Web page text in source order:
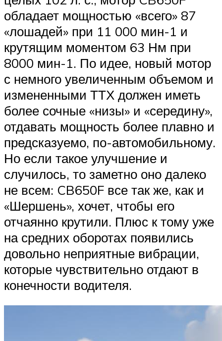
обладает мощностью «всего» 87
«лошадей» при 11 000 мин-1 и
крутящим моментом 63 Нм при
8000 мин-1. По идее, новый мотор
с немного увеличенным объемом и
измененными ТТХ должен иметь
более сочные «низы» и «середину»,
отдавать мощность более плавно и
предсказуемо, по-автомобильному.
Но если такое улучшение и
случилось, то заметно оно далеко
не всем: CB650F все так же, как и
«Шершень», хочет, чтобы его
отчаянно крутили. Плюс к тому уже
на средних оборотах появились
довольно неприятные вибрации,
которые чувствительно отдают в
конечности водителя.